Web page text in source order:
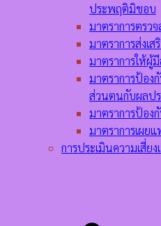
ประพฤติมิชอบ
มาตราการตรว
มาตราการส่งเส
มาตราการให้ผู้
มาตราการป้อง
ส่วนตนกับผลป
มาตราการป้อง
มาตราการเผย
การประเมินความเสี่ย